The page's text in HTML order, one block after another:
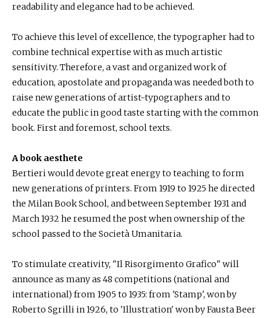
readability and elegance had to be achieved.
To achieve this level of excellence, the typographer had to
combine technical expertise with as much artistic
sensitivity. Therefore, a vast and organized work of
education, apostolate and propaganda was needed both to
raise new generations of artist-typographers and to
educate the public in good taste starting with the common
book. First and foremost, school texts.
A book aesthete
Bertieri would devote great energy to teaching to form
new generations of printers. From 1919 to 1925 he directed
the Milan Book School, and between September 1931 and
March 1932 he resumed the post when ownership of the
school passed to the Società Umanitaria.
To stimulate creativity, "Il Risorgimento Grafico" will
announce as many as 48 competitions (national and
international) from 1905 to 1935: from 'Stamp', won by
Roberto Sgrilli in 1926, to 'Illustration' won by Fausta Beer